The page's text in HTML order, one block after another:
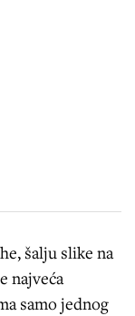
šalju slike na
najveća
samo jednog